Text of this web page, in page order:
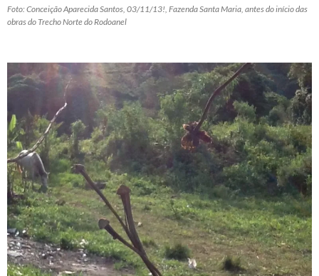
Foto: Conceição Aparecida Santos, 03/11/13!, Fazenda Santa Maria, antes do início das
obras do Trecho Norte do Rodoanel